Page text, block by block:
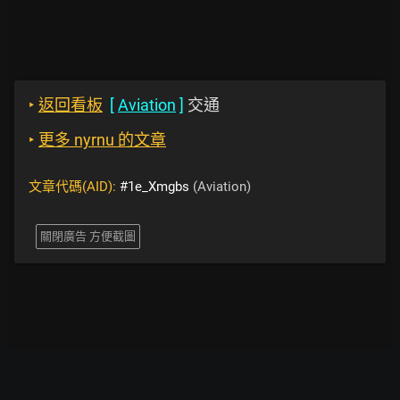
‣ 返回看板 [Aviation ] 交通
‣ 更多 nyrnu 的文章
文章代碼(AID): #1e_Xmgbs (Aviation)
關閉廣告 方便截圖